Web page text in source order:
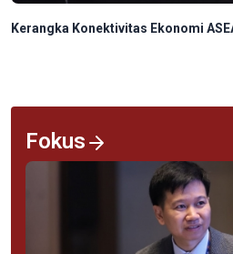
Kerangka Konektivitas Ekonomi
Fokus